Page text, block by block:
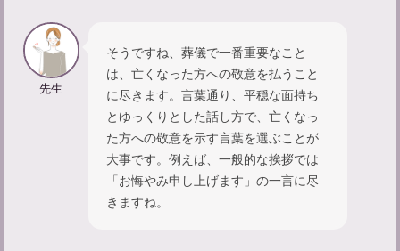
【献杯の挨拶】親族代表として挨拶する際の例文を紹介
先生
そうですね、葬儀で一番重要なこと
は、亡くなった方への敬意を払うこと
に尽きます。言葉通り、平穏な面持ち
とゆっくりとした話し方で、亡くなっ
た方への敬意を示す言葉を選ぶことが
大事です。例えば、一般的な挨拶では
「お悔やみ申し上げます」の一言に尽
きますね。